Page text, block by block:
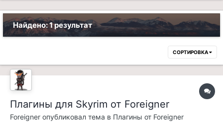
Найдено: 1 результат
СОРТИРОВКА
Плагины для Skyrim от Foreigner
Foreigner опубликовал тема в Плагины от Foreigner